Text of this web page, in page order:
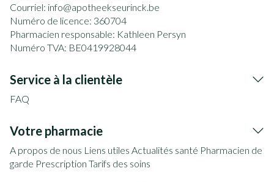
Courriel: info@apotheekseurinck.be
Numéro de licence: 360704
Pharmacien responsable: Kathleen Persyn
Numéro TVA: BE0419928044
Service à la clientèle
FAQ
Votre pharmacie
A propos de nous Liens utiles Actualités santé Pharmacien de
garde Prescription Tarifs des soins